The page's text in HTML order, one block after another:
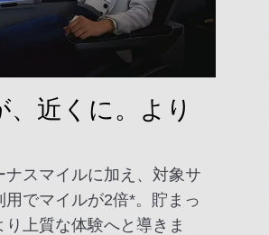
、近くに。より
ナスマイルに加え、対象サ
用でマイルが2倍*。貯まっ
り上質な体験へと導きま